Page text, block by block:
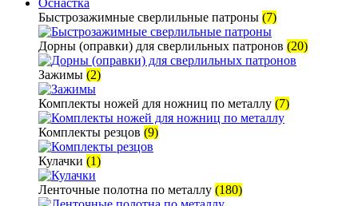
Оснастка
Быстрозажимные сверлильные патроны (7)
Дорны (оправки) для сверлильных патронов (20)
Зажимы (2)
Комплекты ножей для ножниц по металлу (7)
Комплекты резцов (9)
Кулачки (1)
Ленточные полотна по металлу (180)